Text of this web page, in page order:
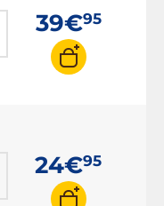
filaire
39€95
24€95